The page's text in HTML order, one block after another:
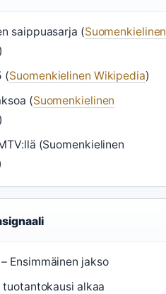
saippuasarja (Suomenkielinen
)
(Suomenkielinen Wikipedia)
(Suomenkielinen
)
(Suomenkielinen
Ensimmäinen jakso
tuotantokausi alkaa